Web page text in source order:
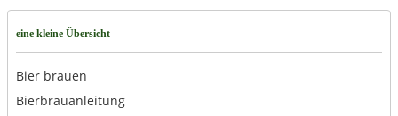
eine kleine Übersicht
Bier brauen
Bierbrauanleitung